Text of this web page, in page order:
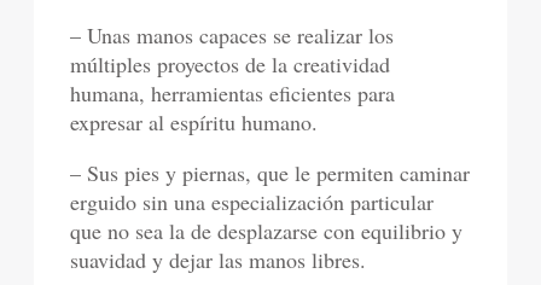
– Unas manos capaces se realizar los
múltiples proyectos de la creatividad
humana, herramientas eficientes para
expresar al espíritu humano.
– Sus pies y piernas, que le permiten caminar
erguido sin una especialización particular
que no sea la de desplazarse con equilibrio y
suavidad y dejar las manos libres.